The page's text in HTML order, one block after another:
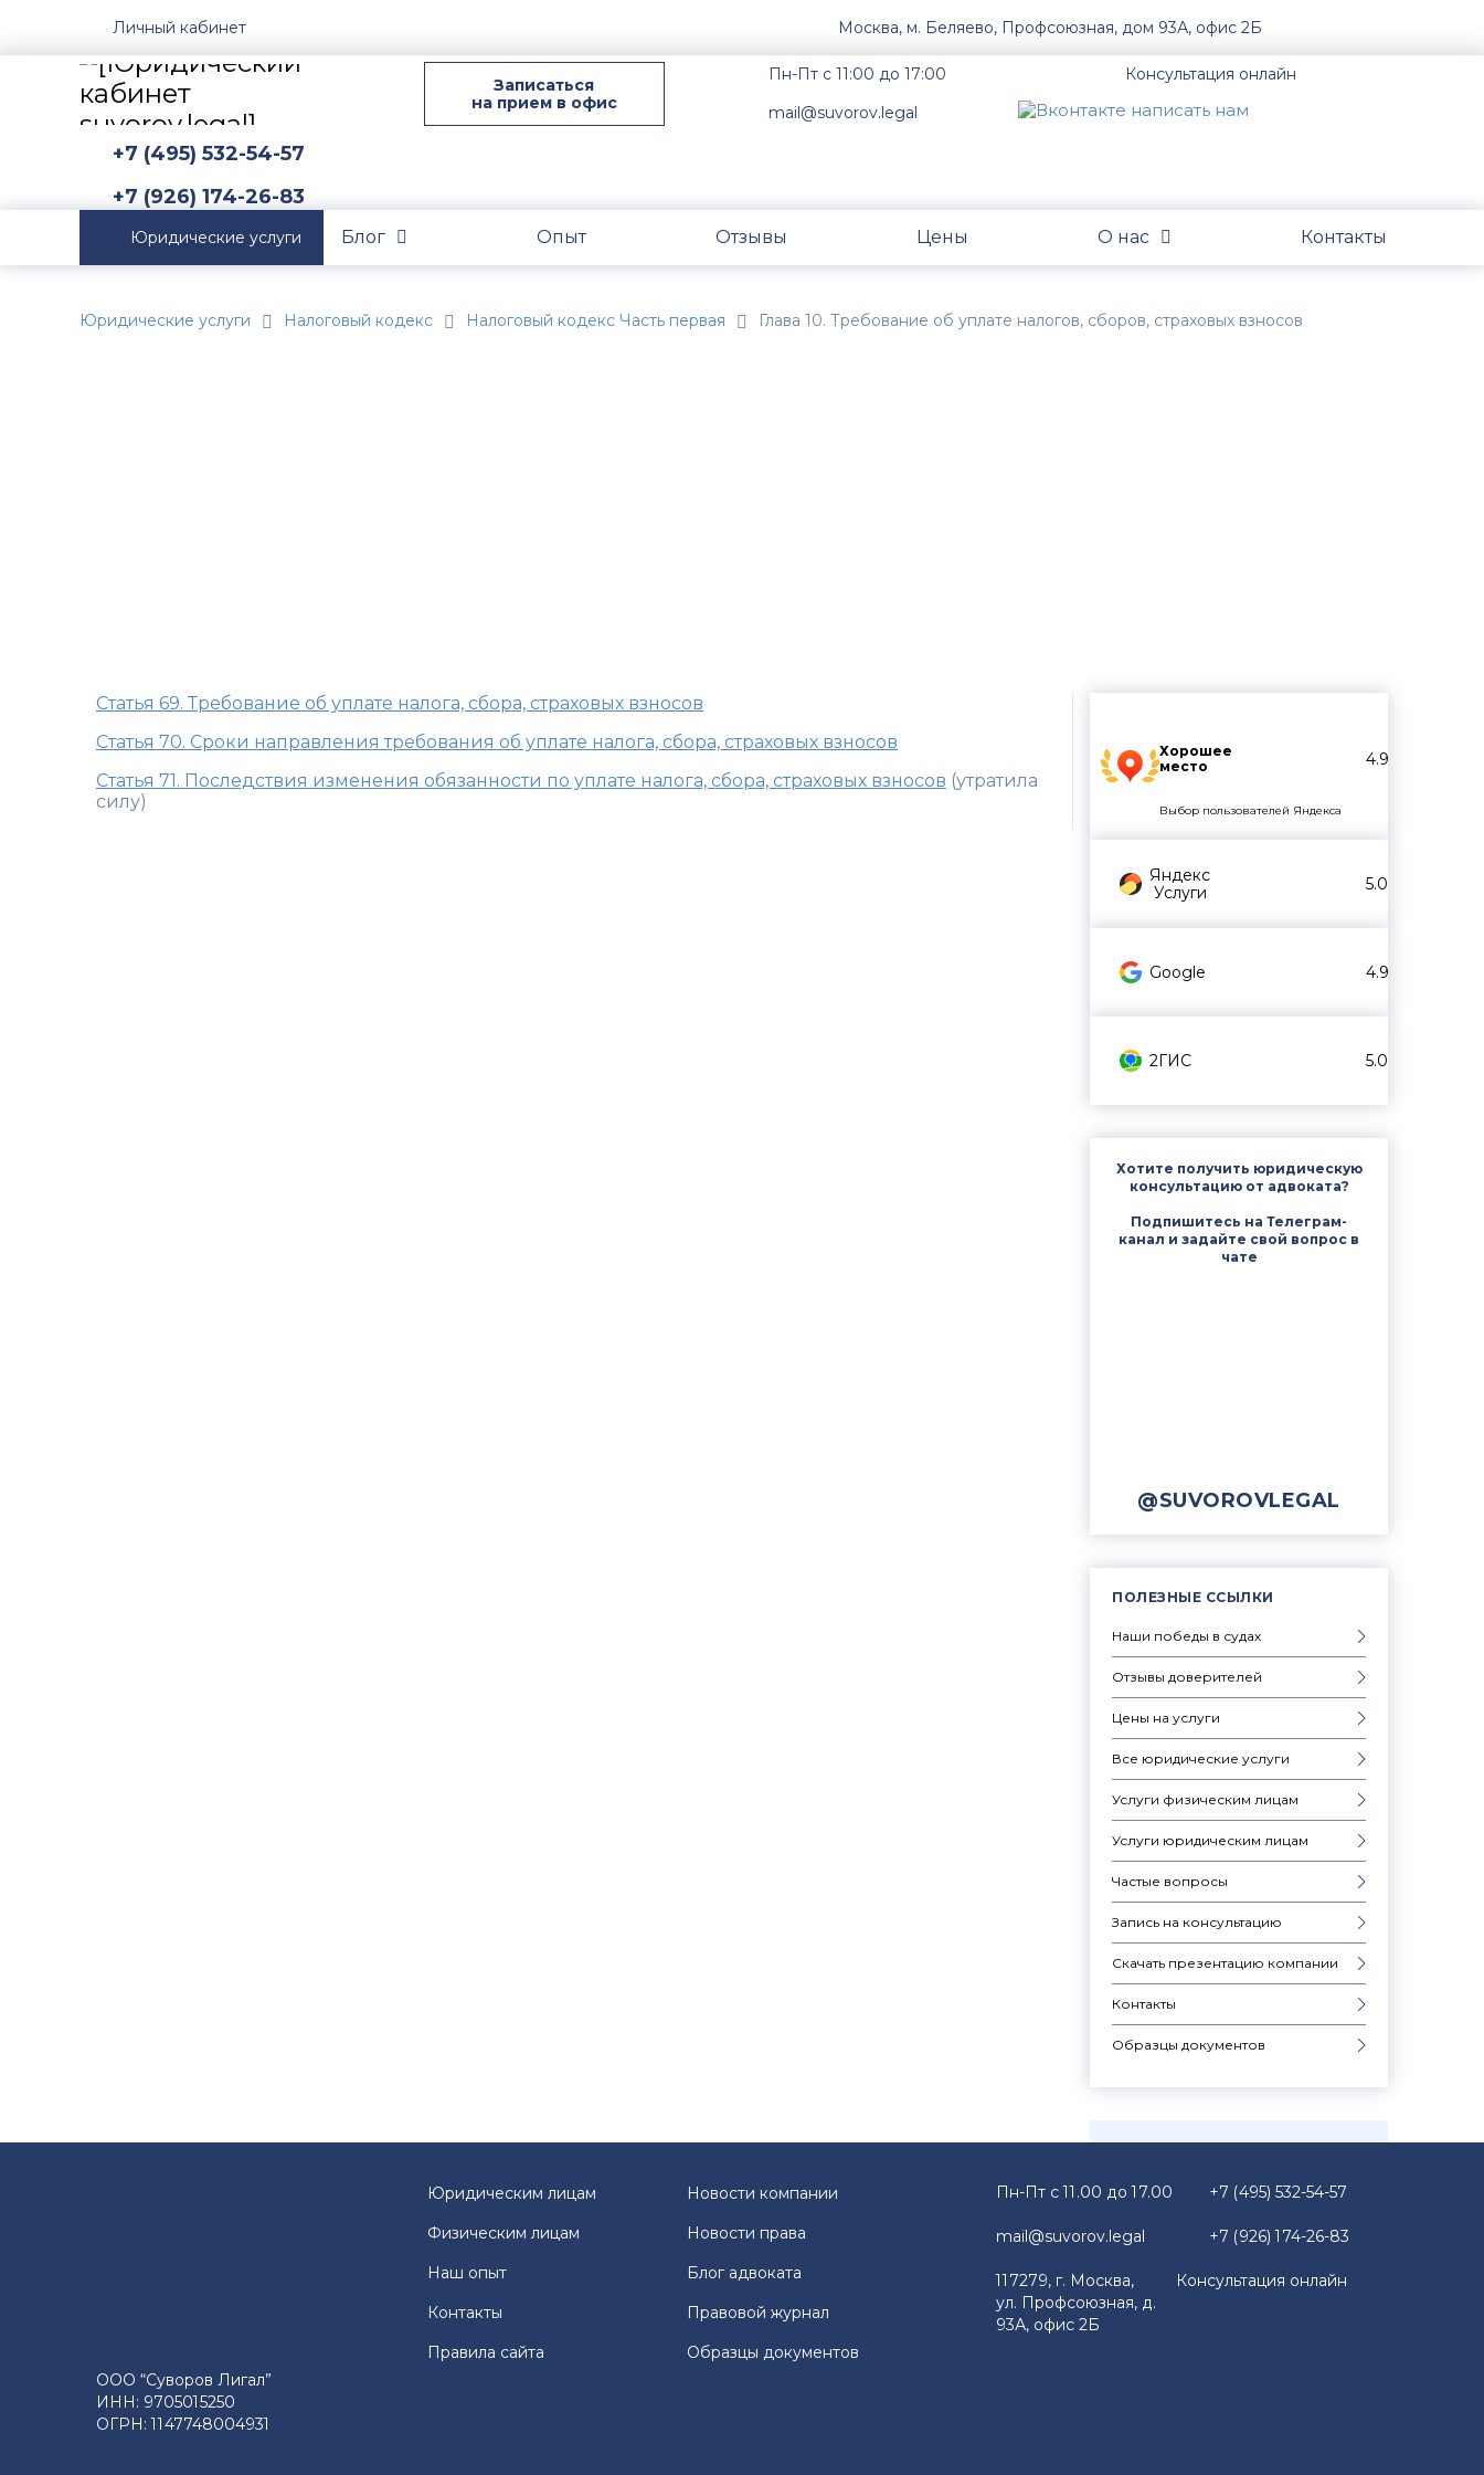
Личный кабинет Москва, м. Беляево, Профсоюзная, дом 93А, офис 2Б
Записаться
на прием в офис
Пн-Пт с 11:00 до 17:00
mail@suvorov.legal
Консультация онлайн
+7 (495) 532-54-57
+7 (926) 174-26-83
Юридические услуги Блог Опыт Отзывы Цены О нас Контакты
Юридические услуги Налоговый кодекс Налоговый кодекс Часть первая Глава 10. Требование об уплате налогов, сборов, страховых взносов
Хорошее
место
4.9
Выбор пользователей Яндекса
Яндекс
Услуги
5.0
Google 4.9
2ГИС 5.0
Хотите получить юридическую
консультацию от адвоката?
Подпишитесь на Телеграм-
канал и задайте свой вопрос в
чате
@SUVOROVLEGAL
ПОЛЕЗНЫЕ ССЫЛКИ
Наши победы в судах
Отзывы доверителей
Цены на услуги
Все юридические услуги
Услуги физическим лицам
Услуги юридическим лицам
Частые вопросы
Запись на консультацию
Скачать презентацию компании
Контакты
Образцы документов
Статья 69. Требование об уплате налога, сбора, страховых взносов
Статья 70. Сроки направления требования об уплате налога, сбора, страховых взносов
Статья 71. Последствия изменения обязанности по уплате налога, сбора, страховых взносов (утратила
силу)
ООО “Суворов Лигал”
ИНН: 9705015250
ОГРН: 1147748004931
Юридическим лицам
Новости компании
Физическим лицам
Новости права
Наш опыт
Блог адвоката
Контакты
Правовой журнал
Правила сайта
Образцы документов
Пн-Пт с 11.00 до 17.00
mail@suvorov.legal
117279, г. Москва,
ул. Профсоюзная, д.
93А, офис 2Б
+7 (495) 532-54-57
+7 (926) 174-26-83
Консультация онлайн